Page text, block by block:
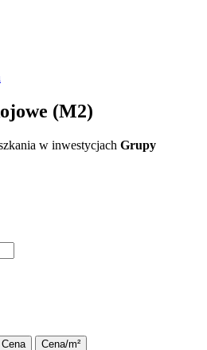
(M2)
w inwestycjach Grupy
Cena Cena/m²